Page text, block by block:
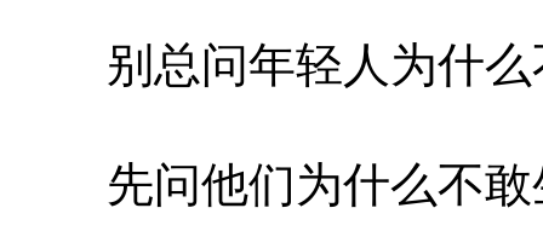
别总问年轻人为什
先问他们为什么不